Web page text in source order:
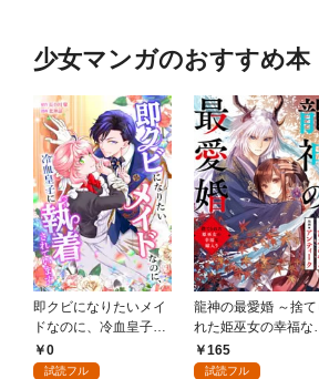
少女マンガのおすすめ本
即クビになりたいメイ
ドなのに、冷血皇子に
執着されています第1
話
0
試読フル
龍神の最愛婚 ～捨て
れた姫巫女の幸福な
入り～: 1
165
試読フル